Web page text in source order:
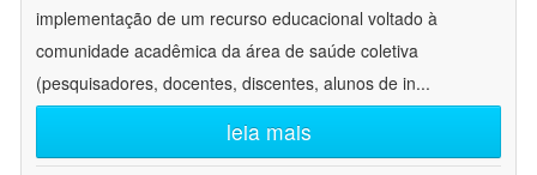
implementação de um recurso educacional voltado à
comunidade acadêmica da área de saúde coletiva
(pesquisadores, docentes, discentes, alunos de in...
leia mais